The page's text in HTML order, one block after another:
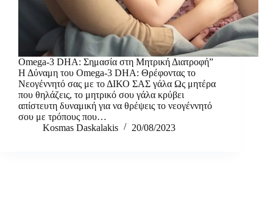
Omega-3 DHA: Σημασία στη Μητρική Διατροφή”
Η Δύναμη του Omega-3 DHA: Θρέφοντας το
Νεογέννητό σας με το ΔΙΚΟ ΣΑΣ γάλα Ως μητέρα
που θηλάζεις, το μητρικό σου γάλα κρύβει
απίστευτη δυναμική για να θρέψεις το νεογέννητό
σου με τρόπους που…
Kosmas Daskalakis
20/08/2023